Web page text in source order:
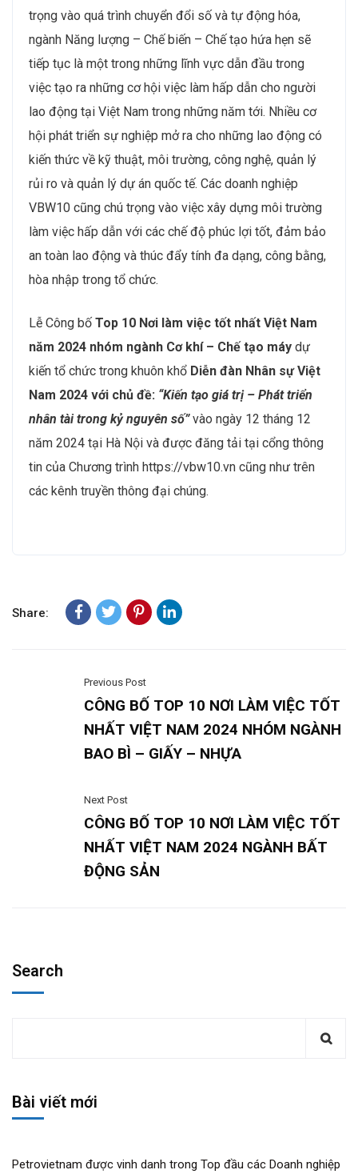
trọng vào quá trình chuyển đổi số và tự động hóa,
ngành Năng lượng – Chế biến – Chế tạo hứa hẹn sẽ
tiếp tục là một trong những lĩnh vực dẫn đầu trong
việc tạo ra những cơ hội việc làm hấp dẫn cho người
lao động tại Việt Nam trong những năm tới. Nhiều cơ
hội phát triển sự nghiệp mở ra cho những lao động có
kiến thức về kỹ thuật, môi trường, công nghệ, quản lý
rủi ro và quản lý dự án quốc tế. Các doanh nghiệp
VBW10 cũng chú trọng vào việc xây dựng môi trường
làm việc hấp dẫn với các chế độ phúc lợi tốt, đảm bảo
an toàn lao động và thúc đẩy tính đa dạng, công bằng,
hòa nhập trong tổ chức.
Lễ Công bố Top 10 Nơi làm việc tốt nhất Việt Nam
năm 2024 nhóm ngành Cơ khí – Chế tạo máy dự
kiến tổ chức trong khuôn khổ Diễn đàn Nhân sự Việt
Nam 2024 với chủ đề: “Kiến tạo giá trị – Phát triển
nhân tài trong kỷ nguyên số”vào ngày 12 tháng 12
năm 2024 tại Hà Nội và được đăng tải tại cổng thông
tin của Chương trình https://vbw10.vn cũng như trên
các kênh truyền thông đại chúng.
Share:
Previous Post
CÔNG BỐ TOP 10 NƠI LÀM VIỆC TỐT
NHẤT VIỆT NAM 2024 NHÓM NGÀNH
BAO BÌ – GIẤY – NHỰA
Next Post
CÔNG BỐ TOP 10 NƠI LÀM VIỆC TỐT
NHẤT VIỆT NAM 2024 NGÀNH BẤT
ĐỘNG SẢN
Search
Bài viết mới
Petrovietnam được vinh danh trong Top đầu các Doanh nghiệp